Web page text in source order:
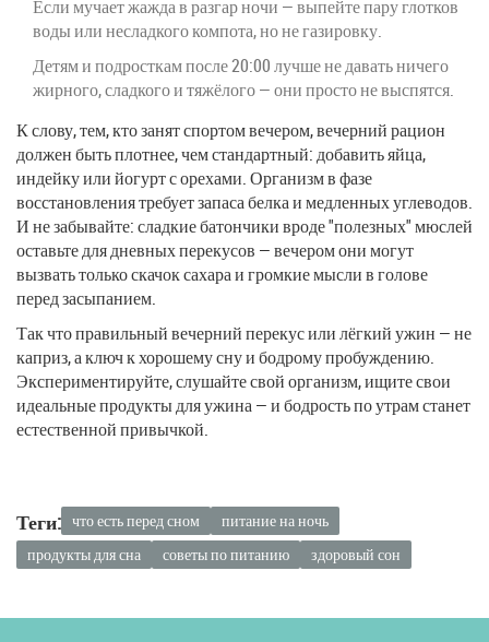
Если мучает жажда в разгар ночи — выпейте пару глотков
воды или несладкого компота, но не газировку.
Детям и подросткам после 20:00 лучше не давать ничего
жирного, сладкого и тяжёлого — они просто не выспятся.
К слову, тем, кто занят спортом вечером, вечерний рацион
должен быть плотнее, чем стандартный: добавить яйца,
индейку или йогурт с орехами. Организм в фазе
восстановления требует запаса белка и медленных углеводов.
И не забывайте: сладкие батончики вроде "полезных" мюслей
оставьте для дневных перекусов — вечером они могут
вызвать только скачок сахара и громкие мысли в голове
перед засыпанием.
Так что правильный вечерний перекус или лёгкий ужин — не
каприз, а ключ к хорошему сну и бодрому пробуждению.
Экспериментируйте, слушайте свой организм, ищите свои
идеальные продукты для ужина — и бодрость по утрам станет
естественной привычкой.
Теги: что есть перед сном
питание на ночь
продукты для сна
советы по питанию здоровый сон